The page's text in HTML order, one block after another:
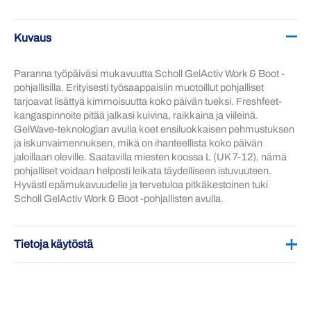
Kuvaus
Paranna työpäiväsi mukavuutta Scholl GelActiv Work & Boot -
pohjallisilla. Erityisesti työsaappaisiin muotoillut pohjalliset
tarjoavat lisättyä kimmoisuutta koko päivän tueksi. Freshfeet-
kangaspinnoite pitää jalkasi kuivina, raikkaina ja viileinä.
GelWave-teknologian avulla koet ensiluokkaisen pehmustuksen
ja iskunvaimennuksen, mikä on ihanteellista koko päivän
jaloillaan oleville. Saatavilla miesten koossa L (UK 7-12), nämä
pohjalliset voidaan helposti leikata täydelliseen istuvuuteen.
Hyvästi epämukavuudelle ja tervetuloa pitkäkestoinen tuki
Scholl GelActiv Work & Boot -pohjallisten avulla.
Tietoja käytöstä